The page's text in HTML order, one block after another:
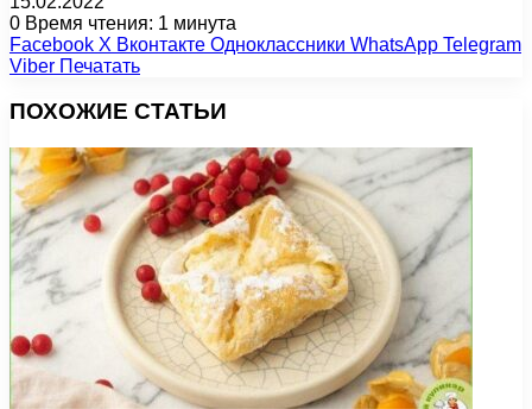
0 Время чтения: 1 минута
Facebook X Вконтакте Одноклассники WhatsApp Telegram
Viber Печатать
ПОХОЖИЕ СТАТЬИ